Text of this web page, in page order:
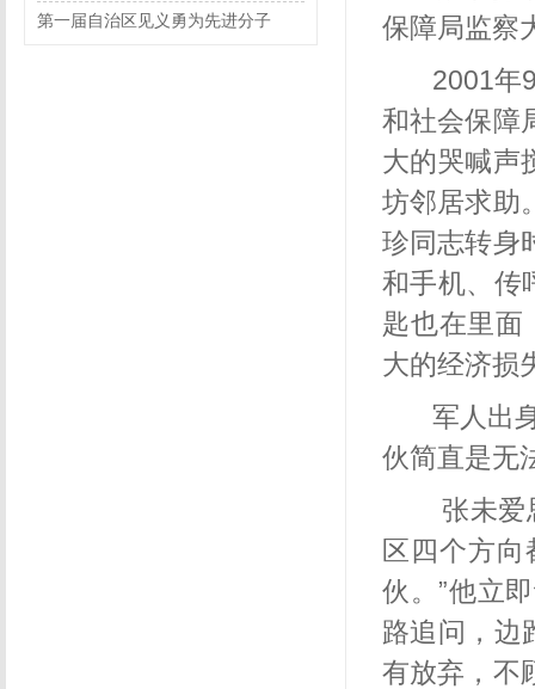
第一届自治区见义勇为先进分子
保障局监察
2001年
和社会保障
大的哭喊声
坊邻居求助
珍同志转身
和手机、传
匙也在里面
大的经济损
军人出
伙简直是无
张未爱
区四个方
伙。”他立
路追问，边
有放弃，不